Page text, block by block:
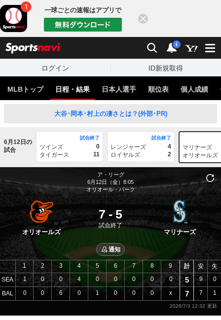
一球ごとの速報はアプリで
検索 通知
i
ログイン ID新規取得
MLBトップ 日程・結果 日本人選手 順位表 個人成績
大谷･岡本･村上の凄さとは？(外部･PR)
6月12日の
試合
試合終了
ツインズ
0
タイガース
11
試合終了
レンジャーズ
4
ロイヤルズ
2
マリナーズ
オリオールズ
ア・リーグ
6月12日（金）8:05
オリオール・パーク
オリオールズ
7 - 5
試合終了
マリナーズ
通知
SEA
BAL
1 2 3 4 5 6 7 8
9
1
0 0 4 0 0 0 0
0
0
0 6 0 1 0 0 0 x
計 安 失
5 9 0
7 7 1
2026/7/3 12:32